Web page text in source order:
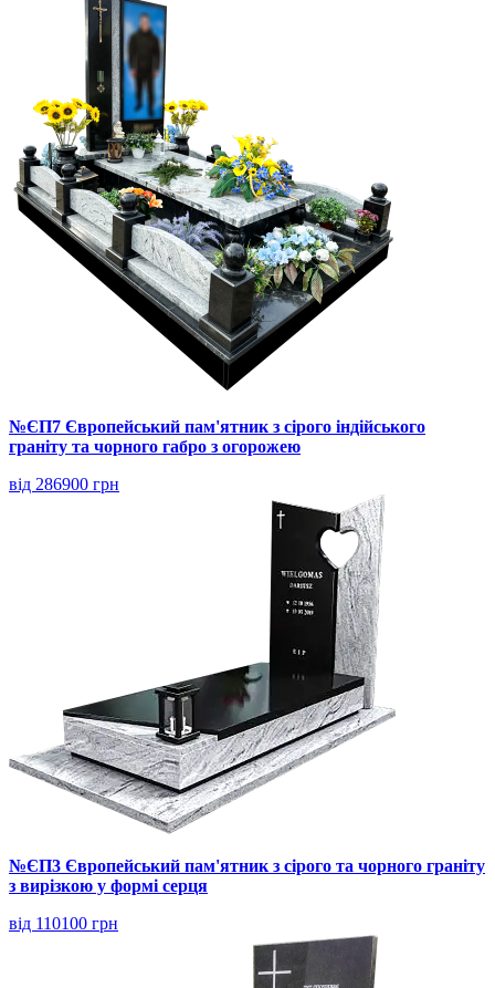
№ЄП7 Європейський пам'ятник з сірого індійського
граніту та чорного габро з огорожею
від 286900 грн
№ЄП3 Європейський пам'ятник з сірого та чорного граніту
з вирізкою у формі серця
від 110100 грн